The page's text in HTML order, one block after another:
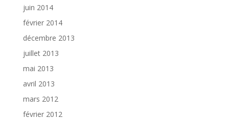
juin 2014
février 2014
décembre 2013
juillet 2013
mai 2013
avril 2013
mars 2012
février 2012